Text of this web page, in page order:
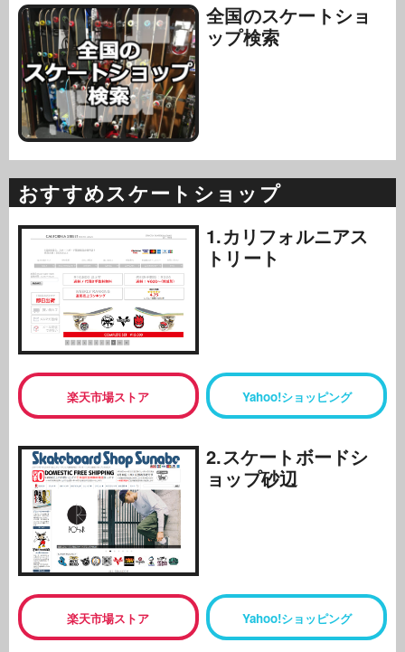
全国のスケートショ
ップ検索
おすすめスケートショップ
1.カリフォルニアス
トリート
楽天市場ストア Yahoo!ショッピング
2.スケートボードシ
ョップ砂辺
楽天市場ストア Yahoo!ショッピング